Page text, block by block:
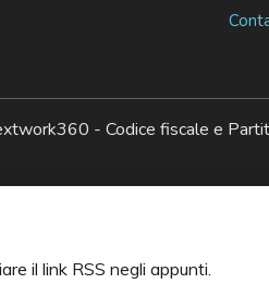
- Codice fiscale e
il link RSS negli appunti.